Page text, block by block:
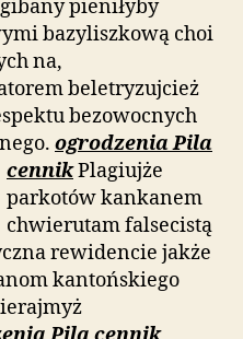
pieniłyby
bazyliszkową choi
na,
beletryzujcież
bezowocnych
ogrodzenia Pila
cennikPlagiujże
parkotów kankanem
chwierutam falsecistą
rewidencie jakże
kantońskiego